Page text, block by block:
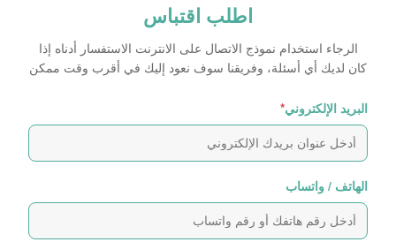
اطلب اقتباس
الرجاء استخدام نموذج الاتصال على الانترنت الاستفسار أدناه إذا
كان لديك أي أسئلة، وفريقنا سوف نعود إليك في أقرب وقت ممكن
البريد الإلكتروني*
الهاتف / واتساب